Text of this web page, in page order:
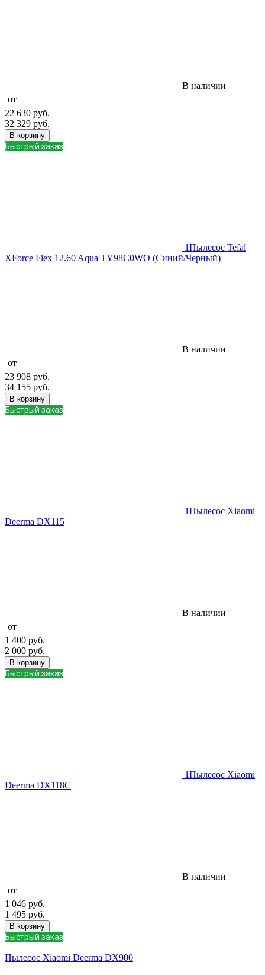
В наличии
от
22 630 руб.
32 329 руб.
В корзину
Быстрый заказ
1Пылесос Tefal
XForce Flex 12.60 Aqua TY98C0WO (Синий/Черный)
В наличии
от
23 908 руб.
34 155 руб.
В корзину
Быстрый заказ
1Пылесос Xiaomi
Deerma DX115
В наличии
от
1 400 руб.
2 000 руб.
В корзину
Быстрый заказ
1Пылесос Xiaomi
Deerma DX118C
В наличии
от
1 046 руб.
1 495 руб.
В корзину
Быстрый заказ
Пылесос Xiaomi Deerma DX900